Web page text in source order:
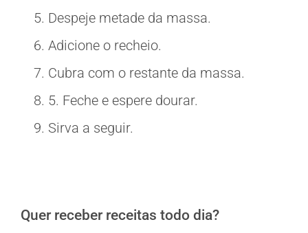
Despeje metade da massa.
Adicione o recheio.
Cubra com o restante da massa.
5. Feche e espere dourar.
Sirva a seguir.
Quer receber receitas todo dia?